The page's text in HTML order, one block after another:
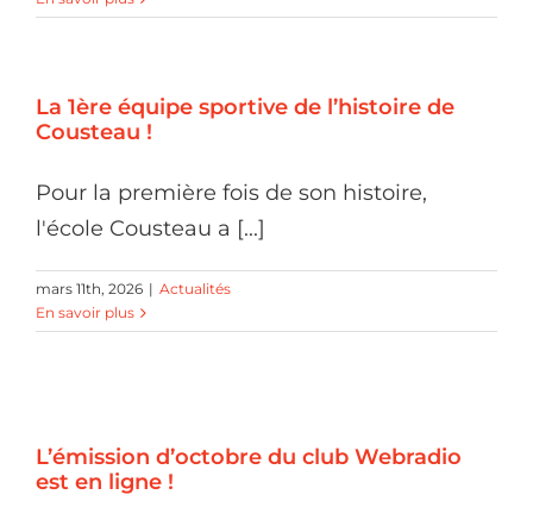
La 1ère équipe sportive de l’histoire de
Cousteau !
Pour la première fois de son histoire,
l'école Cousteau a [...]
mars 11th, 2026 | Actualités
En savoir plus
L’émission d’octobre du club Webradio
est en ligne !